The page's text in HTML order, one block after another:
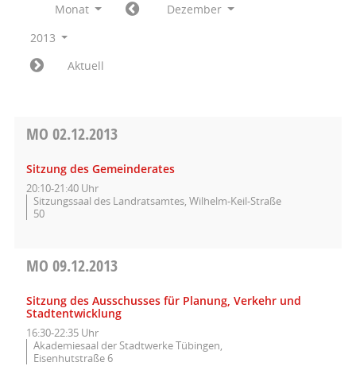
Monat
Dezember
2013
Aktuell
MO 02.12.2013
Sitzung des Gemeinderates
20:10-21:40 Uhr
Sitzungssaal des Landratsamtes, Wilhelm-Keil-Straße
50
MO 09.12.2013
Sitzung des Ausschusses für Planung, Verkehr und
Stadtentwicklung
16:30-22:35 Uhr
Akademiesaal der Stadtwerke Tübingen,
Eisenhutstraße 6